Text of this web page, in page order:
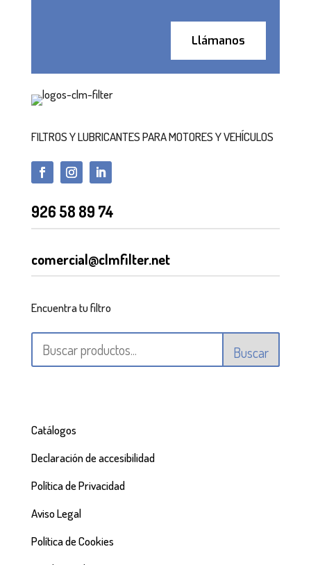
Llámanos
FILTROS Y LUBRICANTES PARA MOTORES Y VEHÍCULOS
926 58 89 74
comercial@clmfilter.net
Encuentra tu filtro
Buscar
Catálogos
Declaración de accesibilidad
Política de Privacidad
Aviso Legal
Política de Cookies